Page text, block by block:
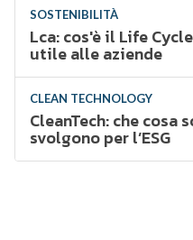
SOSTENIBILITÀ
Lca: cos'è il Life
utile alle aziende
CLEAN TECHNOLOGY
CleanTech: che cosa
svolgono per l’ESG